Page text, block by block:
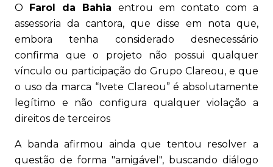
O
Farol da Bahia entrou em contato com a
assessoria da cantora, que disse em nota que,
embora tenha considerado desnecessário
confirma que o projeto não possui qualquer
vínculo ou participação do Grupo Clareou, e que
o uso da marca “Ivete Clareou” é absolutamente
legítimo e não configura qualquer violação a
direitos de terceiros
A banda afirmou ainda que tentou resolver a
questão de forma "amigável", buscando diálogo